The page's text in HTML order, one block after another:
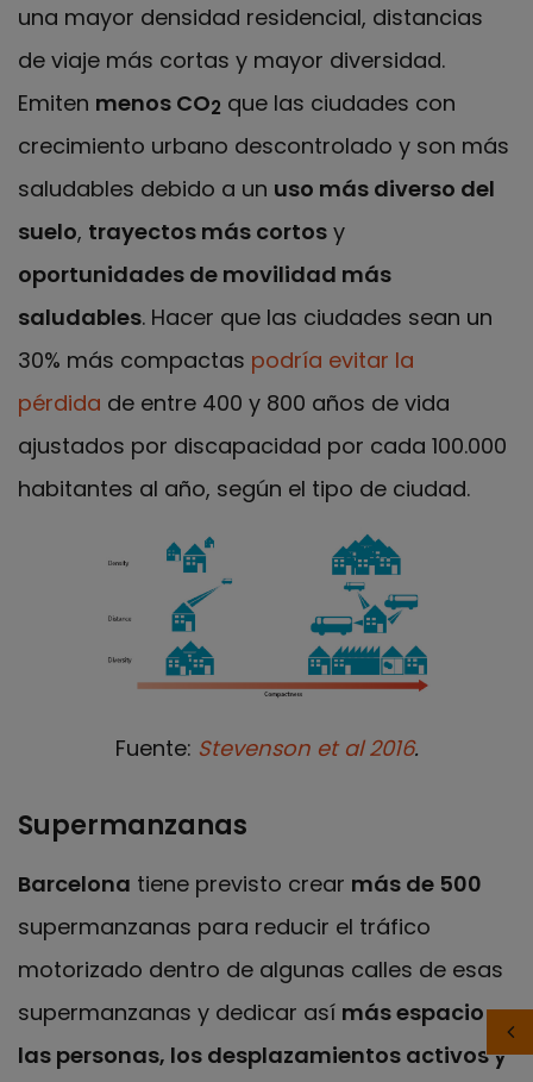
una mayor densidad residencial, distancias
de viaje más cortas y mayor diversidad.
Emiten menos CO2 que las ciudades con
crecimiento urbano descontrolado y son más
saludables debido a un uso más diverso del
suelo, trayectos más cortos y
oportunidades de movilidad más
saludables. Hacer que las ciudades sean un
30% más compactas podría evitar la
pérdida de entre 400 y 800 años de vida
ajustados por discapacidad por cada 100.000
habitantes al año, según el tipo de ciudad.
Fuente: Stevenson et al 2016.
Supermanzanas
Barcelona tiene previsto crear más de 500
supermanzanas para reducir el tráfico
motorizado dentro de algunas calles de esas
supermanzanas y dedicar así más espacio a
las personas, los desplazamientos activos y